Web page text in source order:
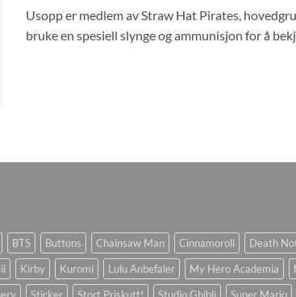
Usopp er medlem av Straw Hat Pirates,
bruke en spesiell slynge og ammunisjon for å
BTS Buttons Chainsaw Man Cinnamoroll Death
Kirby Kuromi Lulu Anbefaler My Hero Academia
Sticker Stort Priskutt! Studio Ghibli Super Mario